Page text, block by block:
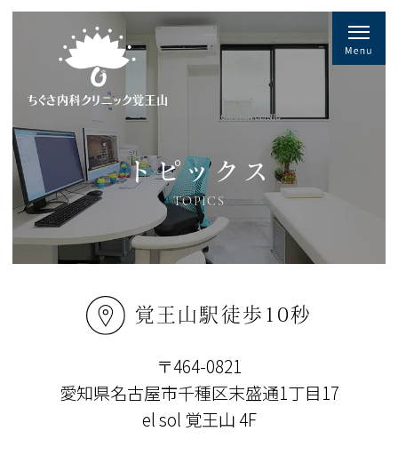
トピックス
TOPICS
覚王山駅徒歩10秒
〒464-0821
愛知県名古屋市千種区末盛通1丁目17
el sol 覚王山 4F